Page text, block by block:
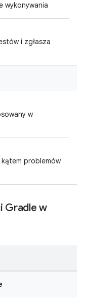
wykonywania
i zgłasza
w
problemów
Gradle w